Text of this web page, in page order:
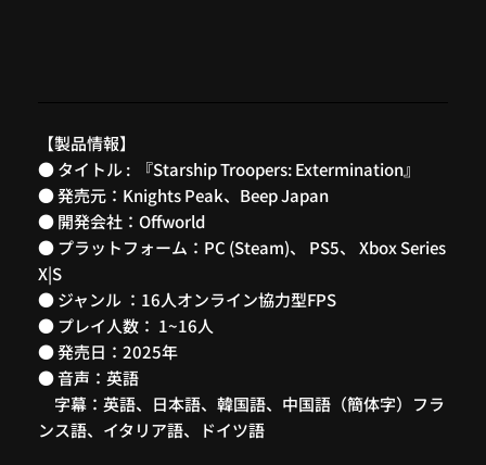
【製品情報】
● タイトル : 『Starship Troopers: Extermination』
● 発売元：Knights Peak、Beep Japan
● 開発会社：Offworld
● プラットフォーム：PC (Steam)、 PS5、 Xbox Series
X|S
● ジャンル ：16人オンライン協力型FPS
● プレイ人数： 1~16人
● 発売日：2025年
● 音声：英語
字幕：英語、日本語、韓国語、中国語（簡体字）フラ
ンス語、イタリア語、ドイツ語